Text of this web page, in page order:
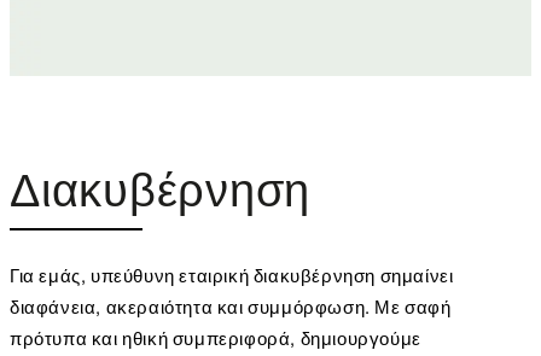
Διακυβέρνηση
Για εμάς, υπεύθυνη εταιρική διακυβέρνηση σημαίνει
διαφάνεια, ακεραιότητα και συμμόρφωση. Με σαφή
πρότυπα και ηθική συμπεριφορά, δημιουργούμε